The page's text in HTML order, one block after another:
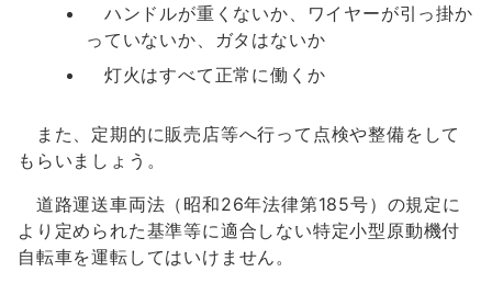
ハンドルが重くないか、ワイヤーが引っ掛か
っていないか、ガタはないか
灯火はすべて正常に働くか
また、定期的に販売店等へ行って点検や整備をして
もらいましょう。
道路運送車両法（昭和26年法律第185号）の規定に
より定められた基準等に適合しない特定小型原動機付
自転車を運転してはいけません。